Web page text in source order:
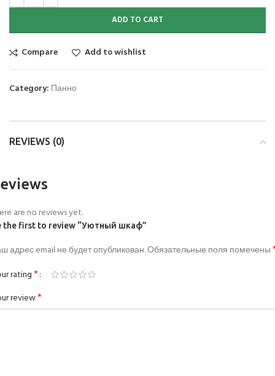
ADD TO CART
Compare Add to wishlist
Category: Панно
REVIEWS (0)
are no reviews yet.
the first to review “Уютный шкаф”
адрес email не будет опубликован.Обязательные поля помечены
rating*
review*